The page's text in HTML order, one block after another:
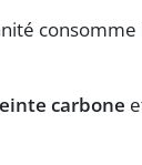
carbone